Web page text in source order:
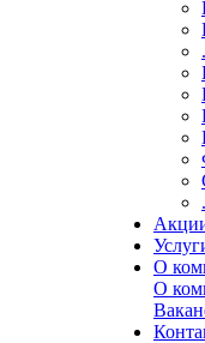
О
О